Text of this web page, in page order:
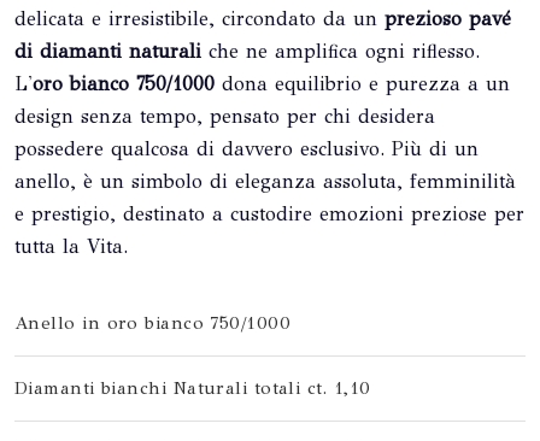
delicata e irresistibile, circondato da un prezioso pavé
di diamanti naturali che ne amplifica ogni riflesso.
L'oro bianco 750/1000 dona equilibrio e purezza a un
design senza tempo, pensato per chi desidera
possedere qualcosa di davvero esclusivo. Più di un
anello, è un simbolo di eleganza assoluta, femminilità
e prestigio, destinato a custodire emozioni preziose per
tutta la Vita.
Anello in oro bianco 750/1000
Diamanti bianchi Naturali totali ct. 1,10